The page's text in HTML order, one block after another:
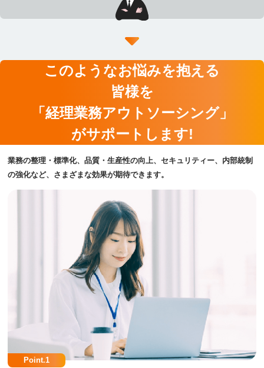
このようなお悩みを抱える
皆様を
「経理業務アウトソーシング」
がサポートします!
業務の整理・標準化、品質・生産性の向上、セキュリティー、内部統制
の強化など、さまざまな効果が期待できます。
Point.1